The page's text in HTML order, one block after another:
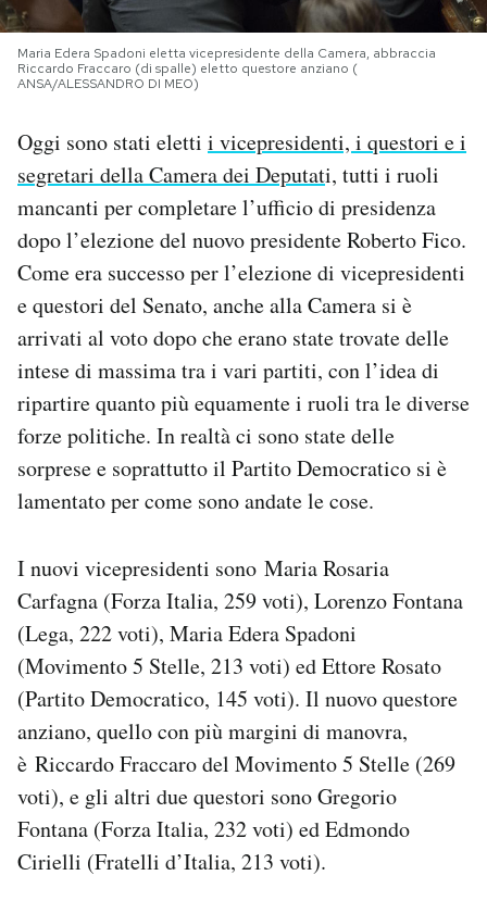
I MIEI PREFERITI
SHOP
CALENDARIO
AREA PERSONALE
Area Personale
Newsletter
Notifiche mobile
Regala il Post
Maria Edera Spadoni eletta vicepresidente della Camera, abbraccia
Riccardo Fraccaro (di spalle) eletto questore anziano (
ANSA/ALESSANDRO DI MEO)
Oggi sono stati eletti i vicepresidenti, i questori e i
segretari della Camera dei Deputati, tutti i ruoli
mancanti per completare l’ufficio di presidenza
dopo l’elezione del nuovo presidente Roberto Fico.
Come era successo per l’elezione di vicepresidenti
e questori del Senato, anche alla Camera si è
arrivati al voto dopo che erano state trovate delle
intese di massima tra i vari partiti, con l’idea di
ripartire quanto più equamente i ruoli tra le diverse
forze politiche. In realtà ci sono state delle
sorprese e soprattutto il Partito Democratico si è
lamentato per come sono andate le cose.
I nuovi vicepresidenti sono Maria Rosaria
Carfagna (Forza Italia, 259 voti), Lorenzo Fontana
(Lega, 222 voti), Maria Edera Spadoni
(Movimento 5 Stelle, 213 voti) ed Ettore Rosato
(Partito Democratico, 145 voti). Il nuovo questore
anziano, quello con più margini di manovra,
è Riccardo Fraccaro del Movimento 5 Stelle (269
voti), e gli altri due questori sono Gregorio
Fontana (Forza Italia, 232 voti) ed Edmondo
Cirielli (Fratelli d’Italia, 213 voti).